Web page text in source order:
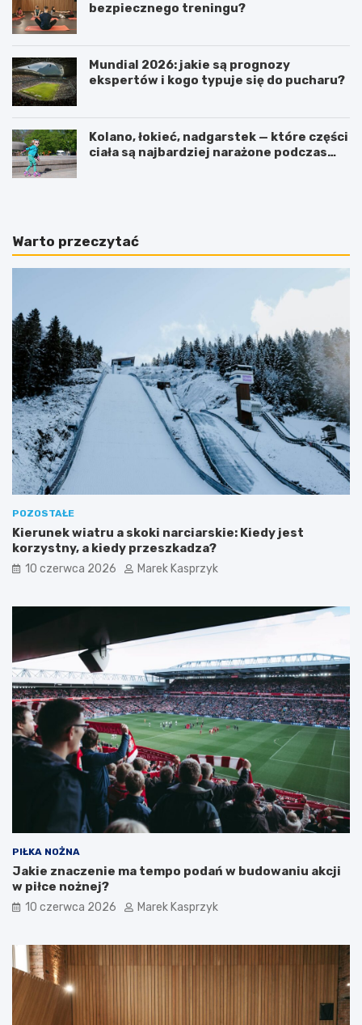
bezpiecznego treningu?
Mundial 2026: jakie są prognozy
ekspertów i kogo typuje się do pucharu?
Kolano, łokieć, nadgarstek — które części
ciała są najbardziej narażone podczas
Warto przeczytać
POZOSTAŁE
Kierunek wiatru a skoki narciarskie: Kiedy jest
korzystny, a kiedy przeszkadza?
10 czerwca 2026 Marek Kasprzyk
PIŁKA NOŻNA
Jakie znaczenie ma tempo podań w budowaniu akcji
w piłce nożnej?
10 czerwca 2026 Marek Kasprzyk